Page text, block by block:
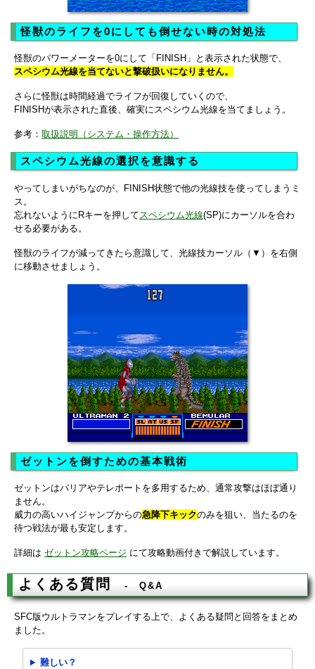
怪獣のライフを0にしても倒せない時の対処法
怪獣のパワーメーターを0にして「FINISH」と表示された状態で、
スペシウム光線を当てないと撃破扱いになりません。
さらに怪獣は時間経過でライフが回復していくので、
FINISHが表示された直後、確実にスペシウム光線を当てましょう。
参考： 取扱説明（システム・操作方法）
スペシウム光線の選択を意識する
やってしまいがちなのが、FINISH状態で他の光線技を使ってしまうミ
ス。
忘れないようにRキーを押して スペシウム光線(SP)にカーソルを合わ
せる必要がある。
怪獣のライフが減ってきたら意識して、光線技カーソル（▼）を右側
に移動させましょう。
ゼットンを倒すための基本戦術
ゼットンはバリアやテレポートを多用するため、通常攻撃はほぼ通り
ません。
威力の高いハイジャンプからの急降下キックのみを狙い、当たるのを
待つ戦法が最も安定します。
詳細は ゼットン攻略ページ にて攻略動画付きで解説しています。
よくある質問 Q&A
SFC版ウルトラマンをプレイする上で、よくある疑問と回答をまとめ
ました。
難しい？